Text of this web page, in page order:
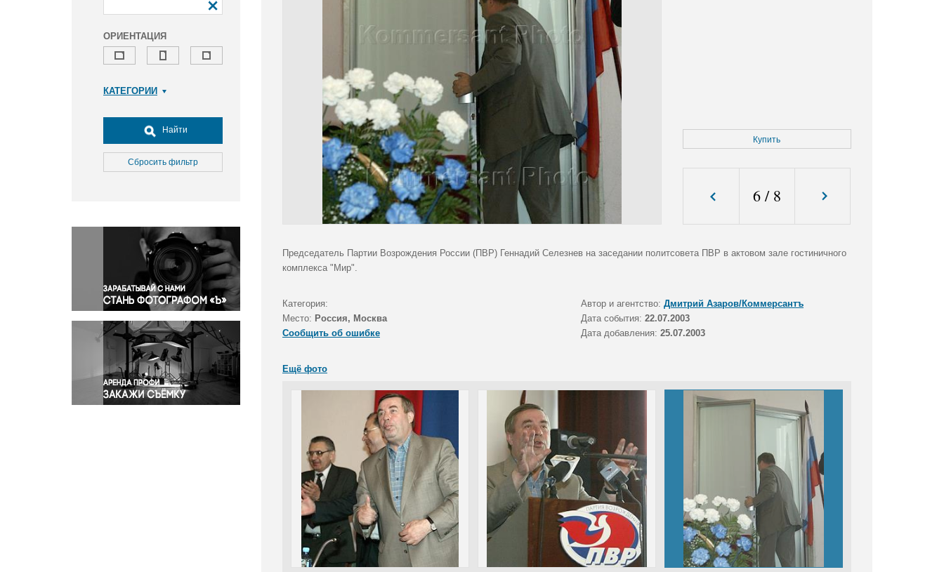
ОРИЕНТАЦИЯ
КАТЕГОРИИ
Досуг, туризм и отдых
Культура
Медицина
Окружающая среда
Политика
Правосудие
Происшествия и конфликты
Религия
Светская жизнь
Спорт
Экология
Экономика и бизнес
Найти
Сбросить фильтр
Купить
6/ 8
Председатель Партии Возрождения России (ПВР) Геннадий Селезнев на заседании политсовета ПВР в актовом зале гостиничного
комплекса "Мир".
Категория: Автор и агентство: Дмитрий Азаров/Коммерсантъ
Место: Россия, Москва Дата события: 22.07.2003
Сообщить об ошибке
Дата добавления: 25.07.2003
Ещё фото